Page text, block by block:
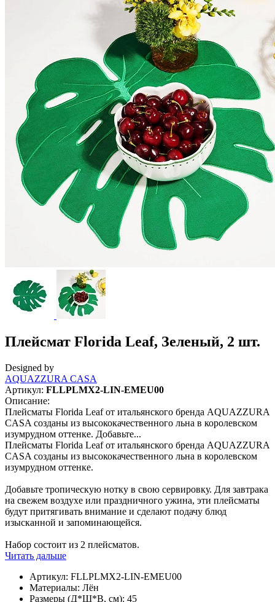
Плейсмат Florida Leaf, Зеленый, 2 шт.
Designed by
AQUAZZURA CASA
Артикул: FLLPLMX2-LIN-EMEU00
Описание:
Плейсматы Florida Leaf от итальянского бренда AQUAZZURA
CASA созданы из высококачественного льна в королевском
изумрудном оттенке. Добавьте...
Плейсматы Florida Leaf от итальянского бренда AQUAZZURA
CASA созданы из высококачественного льна в королевском
изумрудном оттенке.
Добавьте тропическую нотку в свою сервировку. Для завтрака
на свежем воздухе или праздничного ужина, эти плейсматы
будут притягивать внимание и сделают подачу блюд
изысканной и запоминающейся.
Набор состоит из 2 плейсматов.
Читать дальше
Артикул: FLLPLMX2-LIN-EMEU00
Материалы: Лён
Размеры (Д*Ш*В, см): 45